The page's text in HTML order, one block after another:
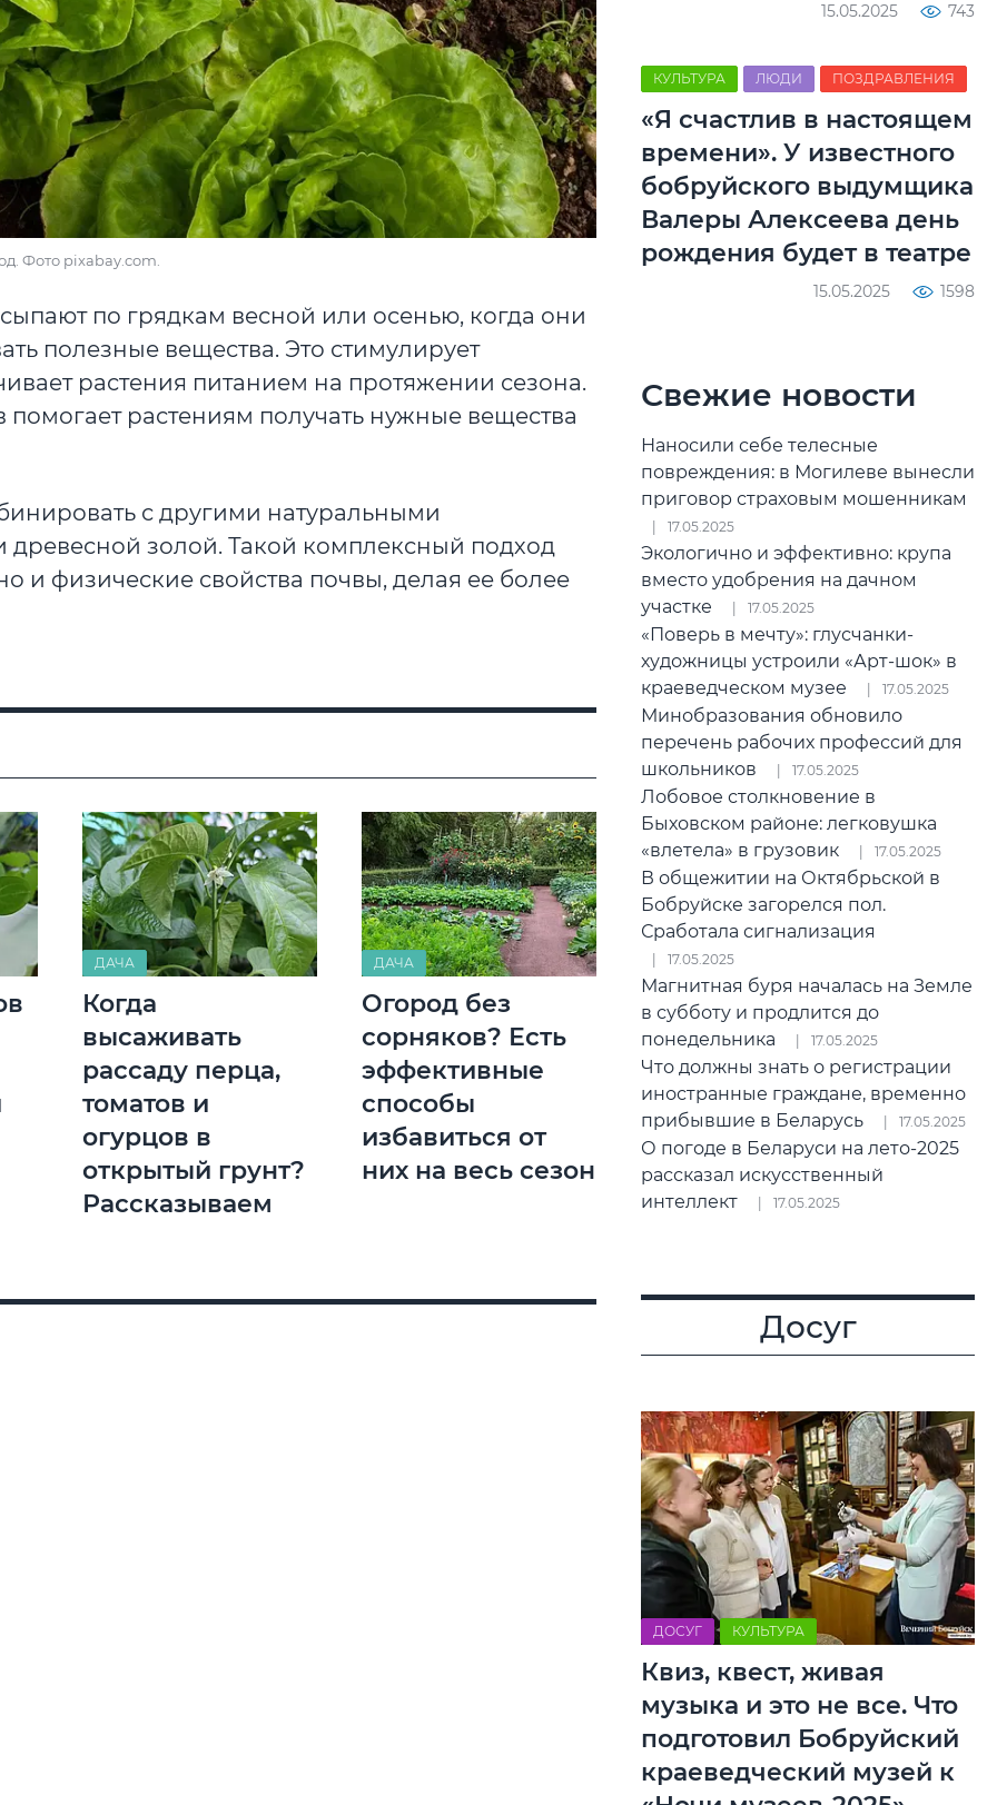
Фото pixabay.com.
по грядкам весной или осенью, когда они
полезные вещества. Это стимулирует
растения питанием на протяжении сезона.
растениям получать нужные вещества
с другими натуральными
золой. Такой комплексный подход
и физические свойства почвы, делая ее более
ДАЧА
Когда
высаживать
рассаду перца,
томатов и
огурцов в
открытый грунт?
Рассказываем
ДАЧА
Огород без
сорняков? Есть
эффективные
способы
избавиться от
них на весь сезон
15.05.2025 743
КУЛЬТУРА ЛЮДИ ПОЗДРАВЛЕНИЯ
«Я счастлив в настоящем
времени». У известного
бобруйского выдумщика
Валеры Алексеева день
рождения будет в театре
15.05.2025 1598
Свежие новости
Наносили себе телесные
повреждения: в Могилеве вынесли
приговор страховым мошенникам
17.05.2025
Экологично и эффективно: крупа
вместо удобрения на дачном
участке
17.05.2025
«Поверь в мечту»: глусчанки-
художницы устроили «Арт-шок» в
краеведческом музее
17.05.2025
Минобразования обновило
перечень рабочих профессий для
школьников
17.05.2025
Лобовое столкновение в
Быховском районе: легковушка
«влетела» в грузовик
17.05.2025
В общежитии на Октябрьской в
Бобруйске загорелся пол.
Сработала сигнализация
17.05.2025
Магнитная буря началась на Земле
в субботу и продлится до
понедельника
17.05.2025
Что должны знать о регистрации
иностранные граждане, временно
прибывшие в Беларусь
17.05.2025
О погоде в Беларуси на лето-2025
рассказал искусственный
интеллект
17.05.2025
Досуг
ДОСУГ КУЛЬТУРА
Квиз, квест, живая
музыка и это не все. Что
подготовил Бобруйский
краеведческий музей к